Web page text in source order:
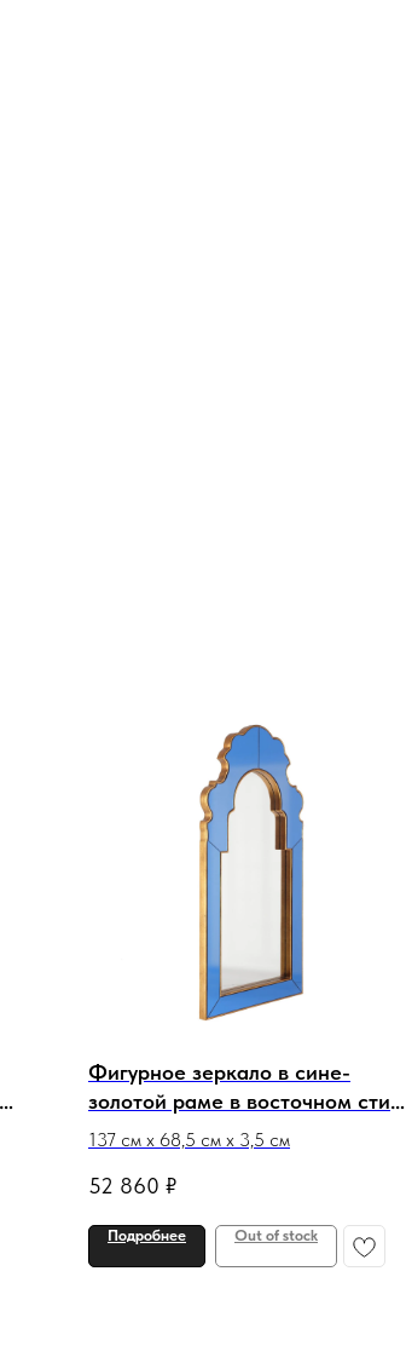
Фигурное зеркало в сине-
золотой раме в восточном стиле
Кальтен
137 см х 68,5 см х 3,5 см
52 860 ₽
Подробнее Out of stock